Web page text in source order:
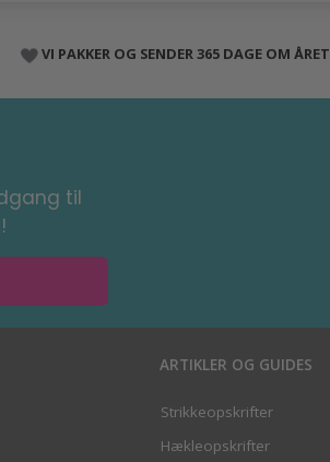
VI PAKKER OG SENDER 365 DAGE OM ÅRET
til
ARTIKLER OG GUIDES
Strikkeopskrifter
Hækleopskrifter